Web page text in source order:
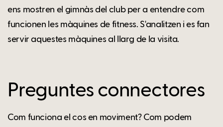
ens mostren el gimnàs del club per a entendre com
funcionen les màquines de fitness. S'analitzen i es fan
servir aquestes màquines al llarg de la visita.
Preguntes connectores
Com funciona el cos en moviment? Com podem